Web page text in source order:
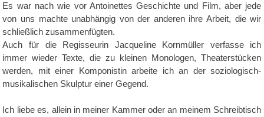
Es war nach wie vor Antoinettes Geschichte und Film, aber jede
von uns machte unabhängig von der anderen ihre Arbeit, die wir
schließlich zusammenfügten.
Auch für die Regisseurin Jacqueline Kornmüller verfasse ich
immer wieder Texte, die zu kleinen Monologen, Theaterstücken
werden, mit einer Komponistin arbeite ich an der soziologisch-
musikalischen Skulptur einer Gegend.
Ich liebe es, allein in meiner Kammer oder an meinem Schreibtisch